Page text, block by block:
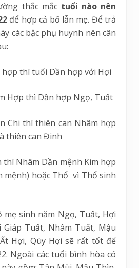
thắc mắc tuổi nào nên
để hợp cả bố lẫn mẹ. Để trả
các bậc phụ huynh nên cân
hợp thì tuổi Dần hợp với Hợi
Hợp thì Dần hợp Ngọ, Tuất
Chi thì thiên can Nhâm hợp
thiên can Đinh
thì Nhâm Dần mệnh Kim hợp
mệnh) hoặc Thổ vì Thổ sinh
mẹ sinh năm Ngọ, Tuất, Hợi
Giáp Tuất, Nhâm Tuất, Mậu
Hợi, Qúy Hợi sẽ rất tốt để
Ngoài các tuổi bình hòa có